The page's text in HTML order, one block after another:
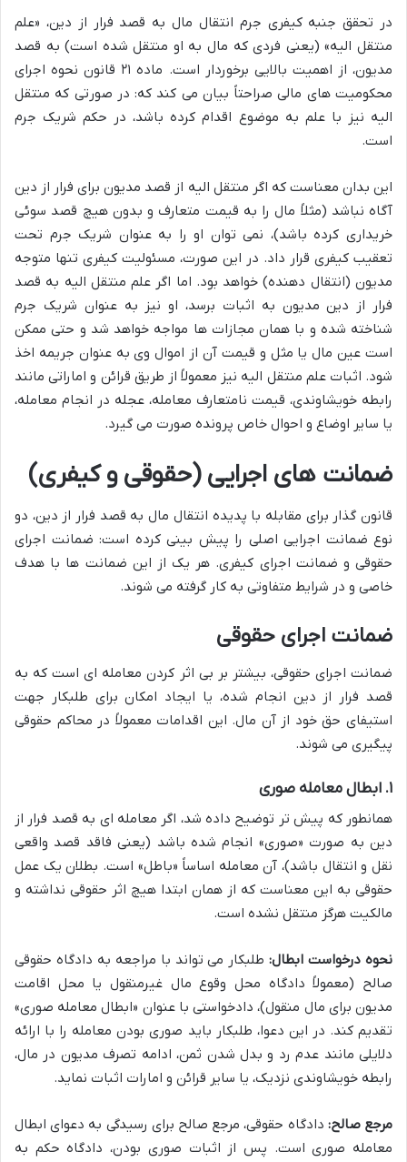
در تحقق جنبه کیفری جرم انتقال مال به قصد فرار از دین، «علم
منتقل الیه» (یعنی فردی که مال به او منتقل شده است) به قصد
مدیون، از اهمیت بالایی برخوردار است. ماده ۲۱ قانون نحوه اجرای
محکومیت های مالی صراحتاً بیان می کند که: در صورتی که منتقل
الیه نیز با علم به موضوع اقدام کرده باشد، در حکم شریک جرم
است.
این بدان معناست که اگر منتقل الیه از قصد مدیون برای فرار از دین
آگاه نباشد (مثلاً مال را به قیمت متعارف و بدون هیچ قصد سوئی
خریداری کرده باشد)، نمی توان او را به عنوان شریک جرم تحت
تعقیب کیفری قرار داد. در این صورت، مسئولیت کیفری تنها متوجه
مدیون (انتقال دهنده) خواهد بود. اما اگر علم منتقل الیه به قصد
فرار از دین مدیون به اثبات برسد، او نیز به عنوان شریک جرم
شناخته شده و با همان مجازات ها مواجه خواهد شد و حتی ممکن
است عین مال یا مثل و قیمت آن از اموال وی به عنوان جریمه اخذ
شود. اثبات علم منتقل الیه نیز معمولاً از طریق قرائن و اماراتی مانند
رابطه خویشاوندی، قیمت نامتعارف معامله، عجله در انجام معامله،
یا سایر اوضاع و احوال خاص پرونده صورت می گیرد.
ضمانت های اجرایی (حقوقی و کیفری)
قانون گذار برای مقابله با پدیده انتقال مال به قصد فرار از دین، دو
نوع ضمانت اجرایی اصلی را پیش بینی کرده است: ضمانت اجرای
حقوقی و ضمانت اجرای کیفری. هر یک از این ضمانت ها با هدف
خاصی و در شرایط متفاوتی به کار گرفته می شوند.
ضمانت اجرای حقوقی
ضمانت اجرای حقوقی، بیشتر بر بی اثر کردن معامله ای است که به
قصد فرار از دین انجام شده، یا ایجاد امکان برای طلبکار جهت
استیفای حق خود از آن مال. این اقدامات معمولاً در محاکم حقوقی
پیگیری می شوند.
۱. ابطال معامله صوری
همانطور که پیش تر توضیح داده شد، اگر معامله ای به قصد فرار از
دین به صورت «صوری» انجام شده باشد (یعنی فاقد قصد واقعی
نقل و انتقال باشد)، آن معامله اساساً «باطل» است. بطلان یک عمل
حقوقی به این معناست که از همان ابتدا هیچ اثر حقوقی نداشته و
مالکیت هرگز منتقل نشده است.
نحوه درخواست ابطال:طلبکار می تواند با مراجعه به دادگاه حقوقی
صالح (معمولاً دادگاه محل وقوع مال غیرمنقول یا محل اقامت
مدیون برای مال منقول)، دادخواستی با عنوان «ابطال معامله صوری»
تقدیم کند. در این دعوا، طلبکار باید صوری بودن معامله را با ارائه
دلایلی مانند عدم رد و بدل شدن ثمن، ادامه تصرف مدیون در مال،
رابطه خویشاوندی نزدیک، یا سایر قرائن و امارات اثبات نماید.
مرجع صالح: دادگاه حقوقی، مرجع صالح برای رسیدگی به دعوای ابطال
معامله صوری است. پس از اثبات صوری بودن، دادگاه حکم به